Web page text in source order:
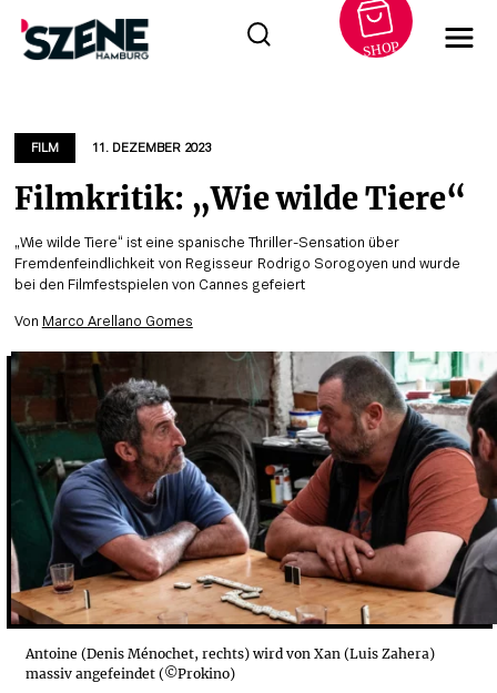
springen
SHOP
FILM 11. DEZEMBER 2023
Filmkritik: „Wie wilde Tiere“
„Wie wilde Tiere“ ist eine spanische Thriller-Sensation über
Fremdenfeindlichkeit von Regisseur Rodrigo Sorogoyen und wurde
bei den Filmfestspielen von Cannes gefeiert
Von Marco Arellano Gomes
Antoine (Denis Ménochet, rechts) wird von Xan (Luis Zahera)
massiv angefeindet (©Prokino)